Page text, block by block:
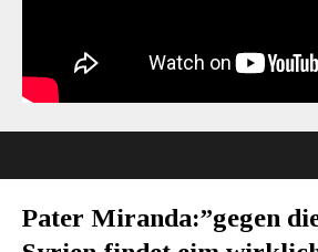
Pater Miranda:”gegen